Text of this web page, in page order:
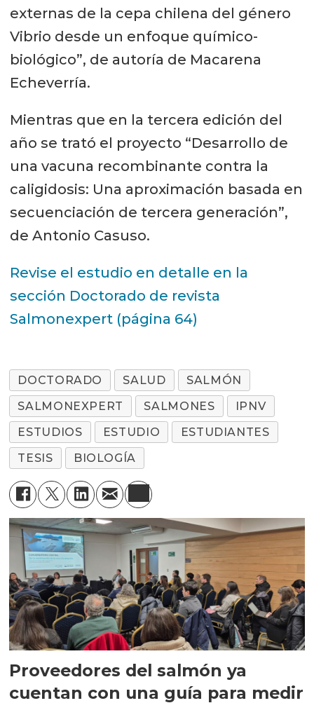
externas de la cepa chilena del género
Vibrio desde un enfoque químico-
biológico”, de autoría de Macarena
Echeverría.
Mientras que en la tercera edición del
año se trató el proyecto “Desarrollo de
una vacuna recombinante contra la
caligidosis: Una aproximación basada en
secuenciación de tercera generación”,
de Antonio Casuso.
Revise el estudio en detalle en la
sección Doctorado de revista
Salmonexpert (página 64)
DOCTORADO SALUD
SALMÓN
SALMONEXPERT
SALMONES
IPNV
ESTUDIOS
ESTUDIO
ESTUDIANTES
TESIS
BIOLOGÍA
Proveedores del salmón ya
cuentan con una guía para medir